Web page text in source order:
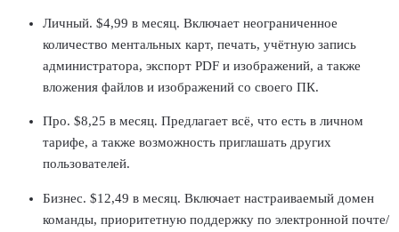
Личный. $4,99 в месяц. Включает неограниченное
количество ментальных карт, печать, учётную запись
администратора, экспорт PDF и изображений, а также
вложения файлов и изображений со своего ПК.
Про. $8,25 в месяц. Предлагает всё, что есть в личном
тарифе, а также возможность приглашать других
пользователей.
Бизнес. $12,49 в месяц. Включает настраиваемый домен
команды, приоритетную поддержку по электронной почте/